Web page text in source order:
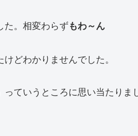
た。相変わらずもわ～ん
どわかりませんでした。
ていうところに思い当たりま